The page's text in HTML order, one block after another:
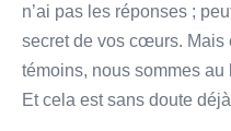
n’ai pas les réponses ;
secret de vos cœurs. Mais
témoins, nous sommes
Et cela est sans doute